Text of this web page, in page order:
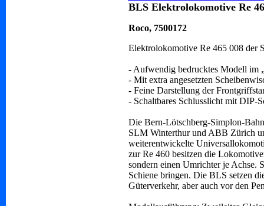
BLS Elektrolokomotive Re
Roco, 7500172
Elektrolokomotive Re 465 008 der
- Aufwendig bedrucktes Modell im
- Mit extra angesetzten
- Feine Darstellung der
- Schaltbares Schlusslicht mit DIP-
Die Bern-Lötschberg-Simplon-
SLM Winterthur und ABB Zürich
weiterentwickelte
zur Re 460 besitzen die
sondern einen Umrichter je Achse.
Schiene bringen. Die BLS setzen
Güterverkehr, aber auch vor den